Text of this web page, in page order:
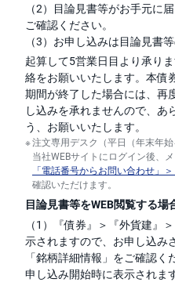
（2）目論見書等がお手元に
ご確認ください。
（3）お申し込みは目論見書
起算して5営業日目より承り
絡をお願いいたします。本債
期間が終了した場合には、再
し込みを承れませんので、あ
う、お願いいたします。
注文専用デスク（平日（年末年
当社WEBサイトにログイン後、
「電話番号からお問い合わせ」
確認いただけます。
目論見書等をWEB閲覧する場
（1）『債券』＞『外貨建』
示されますので、お申し込み
「銘柄詳細情報」をご確認
申し込み開始時に表示されます